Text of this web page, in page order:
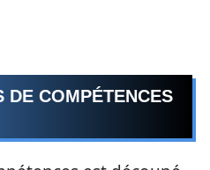
DE COMPÉTENCES